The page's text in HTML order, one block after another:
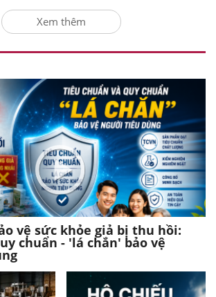
Xem thêm
vệ sức khỏe giả bị thu hồi:
chuẩn - 'lá chắn' bảo vệ